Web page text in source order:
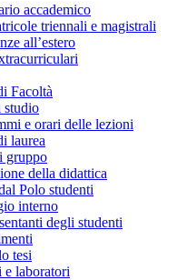
accademico
triennali e magistrali
all’estero
Facoltà
studio
e orari delle lezioni
laurea
gruppo
della didattica
Polo studenti
interno
degli studenti
tesi
laboratori